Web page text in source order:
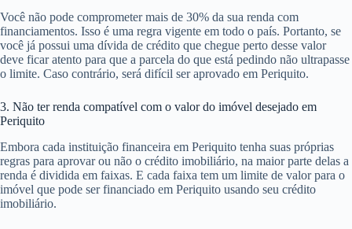
Você não pode comprometer mais de 30% da sua renda com
financiamentos. Isso é uma regra vigente em todo o país. Portanto, se
você já possui uma dívida de crédito que chegue perto desse valor
deve ficar atento para que a parcela do que está pedindo não ultrapasse
o limite. Caso contrário, será difícil ser aprovado em Periquito.
3. Não ter renda compatível com o valor do imóvel desejado em
Periquito
Embora cada instituição financeira em Periquito tenha suas próprias
regras para aprovar ou não o crédito imobiliário, na maior parte delas a
renda é dividida em faixas. E cada faixa tem um limite de valor para o
imóvel que pode ser financiado em Periquito usando seu crédito
imobiliário.